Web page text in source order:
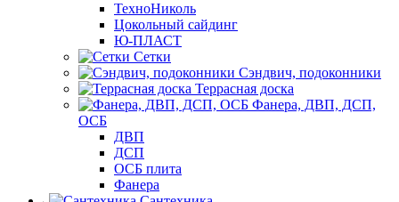
ТехноНиколь
Цокольный сайдинг
Ю-ПЛАСТ
Сетки
Сэндвич, подоконники
Террасная доска
Фанера, ДВП, ДСП,
ОСБ
ДВП
ДСП
ОСБ плита
Фанера